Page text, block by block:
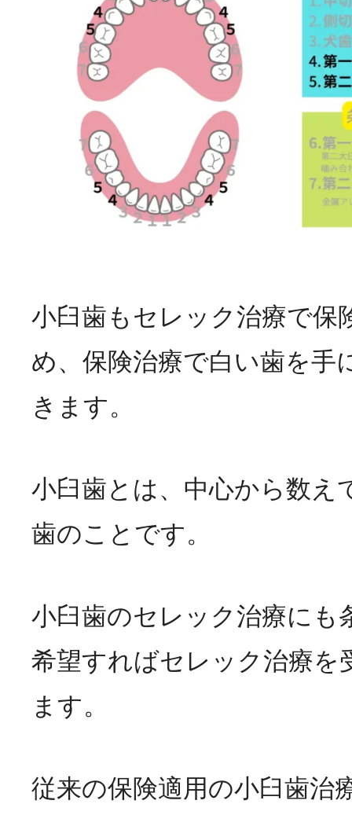
小臼歯もセレック治療で保
め、保険治療で白い歯を手
きます。
小臼歯とは、中心から数え
歯のことです。
小臼歯のセレック治療にも
希望すればセレック治療を
ます。
従来の保険適用の小臼歯治